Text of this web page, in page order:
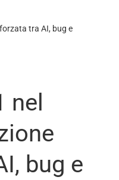
tra AI, bug e
nel
bug e